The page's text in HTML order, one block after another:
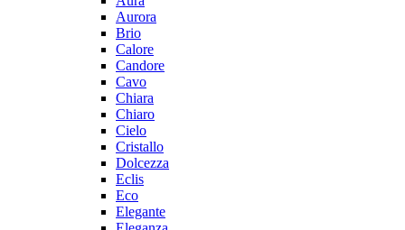
Aurora
Brio
Calore
Candore
Cavo
Chiara
Chiaro
Cielo
Cristallo
Dolcezza
Eclis
Eco
Elegante